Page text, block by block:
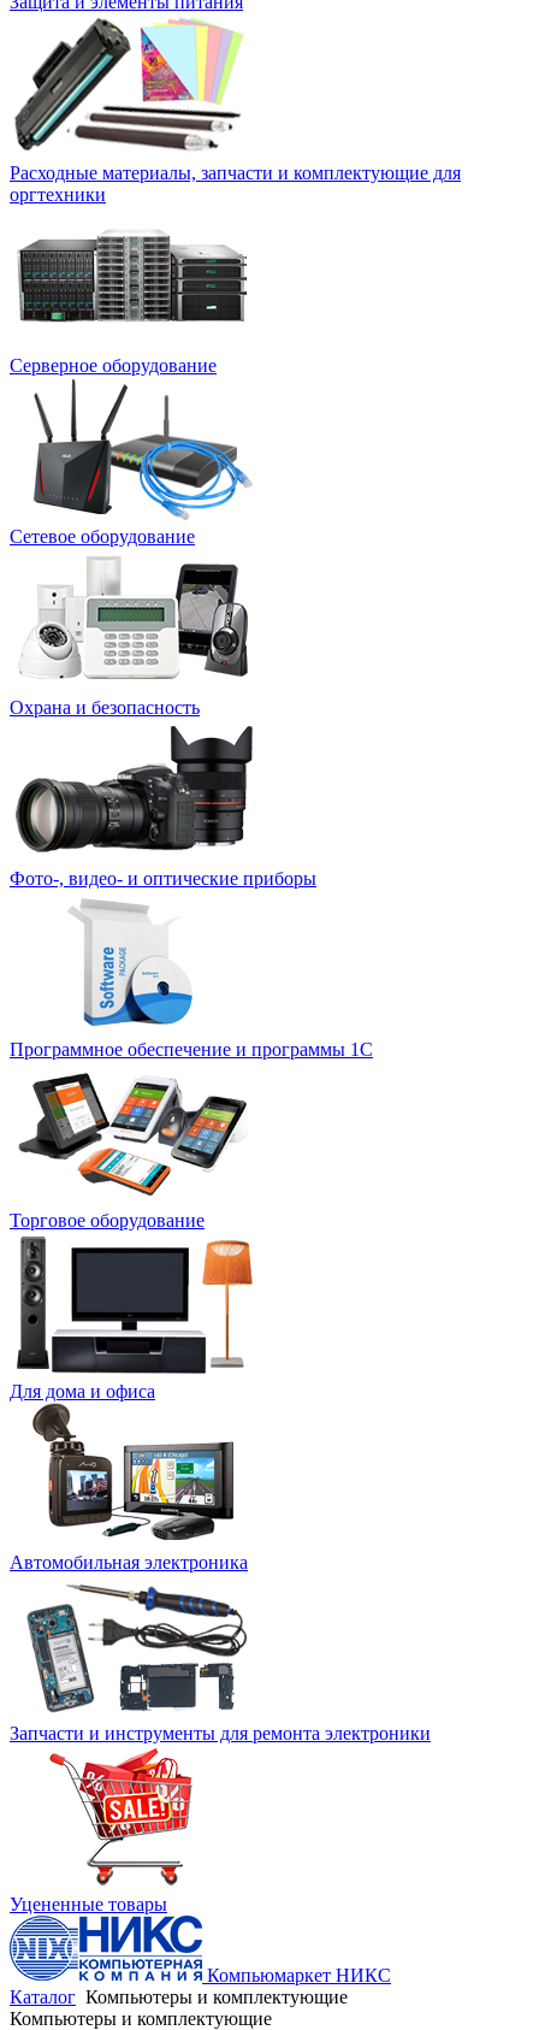
Расходные материалы, запчасти и комплектующие для
оргтехники
Серверное оборудование
Сетевое оборудование
Охрана и безопасность
Фото-, видео- и оптические приборы
Программное обеспечение и программы 1С
Торговое оборудование
Для дома и офиса
Автомобильная электроника
Запчасти и инструменты для ремонта электроники
Уцененные товары
Компьюмаркет НИКС
Каталог Компьютеры и комплектующие
Компьютеры и комплектующие